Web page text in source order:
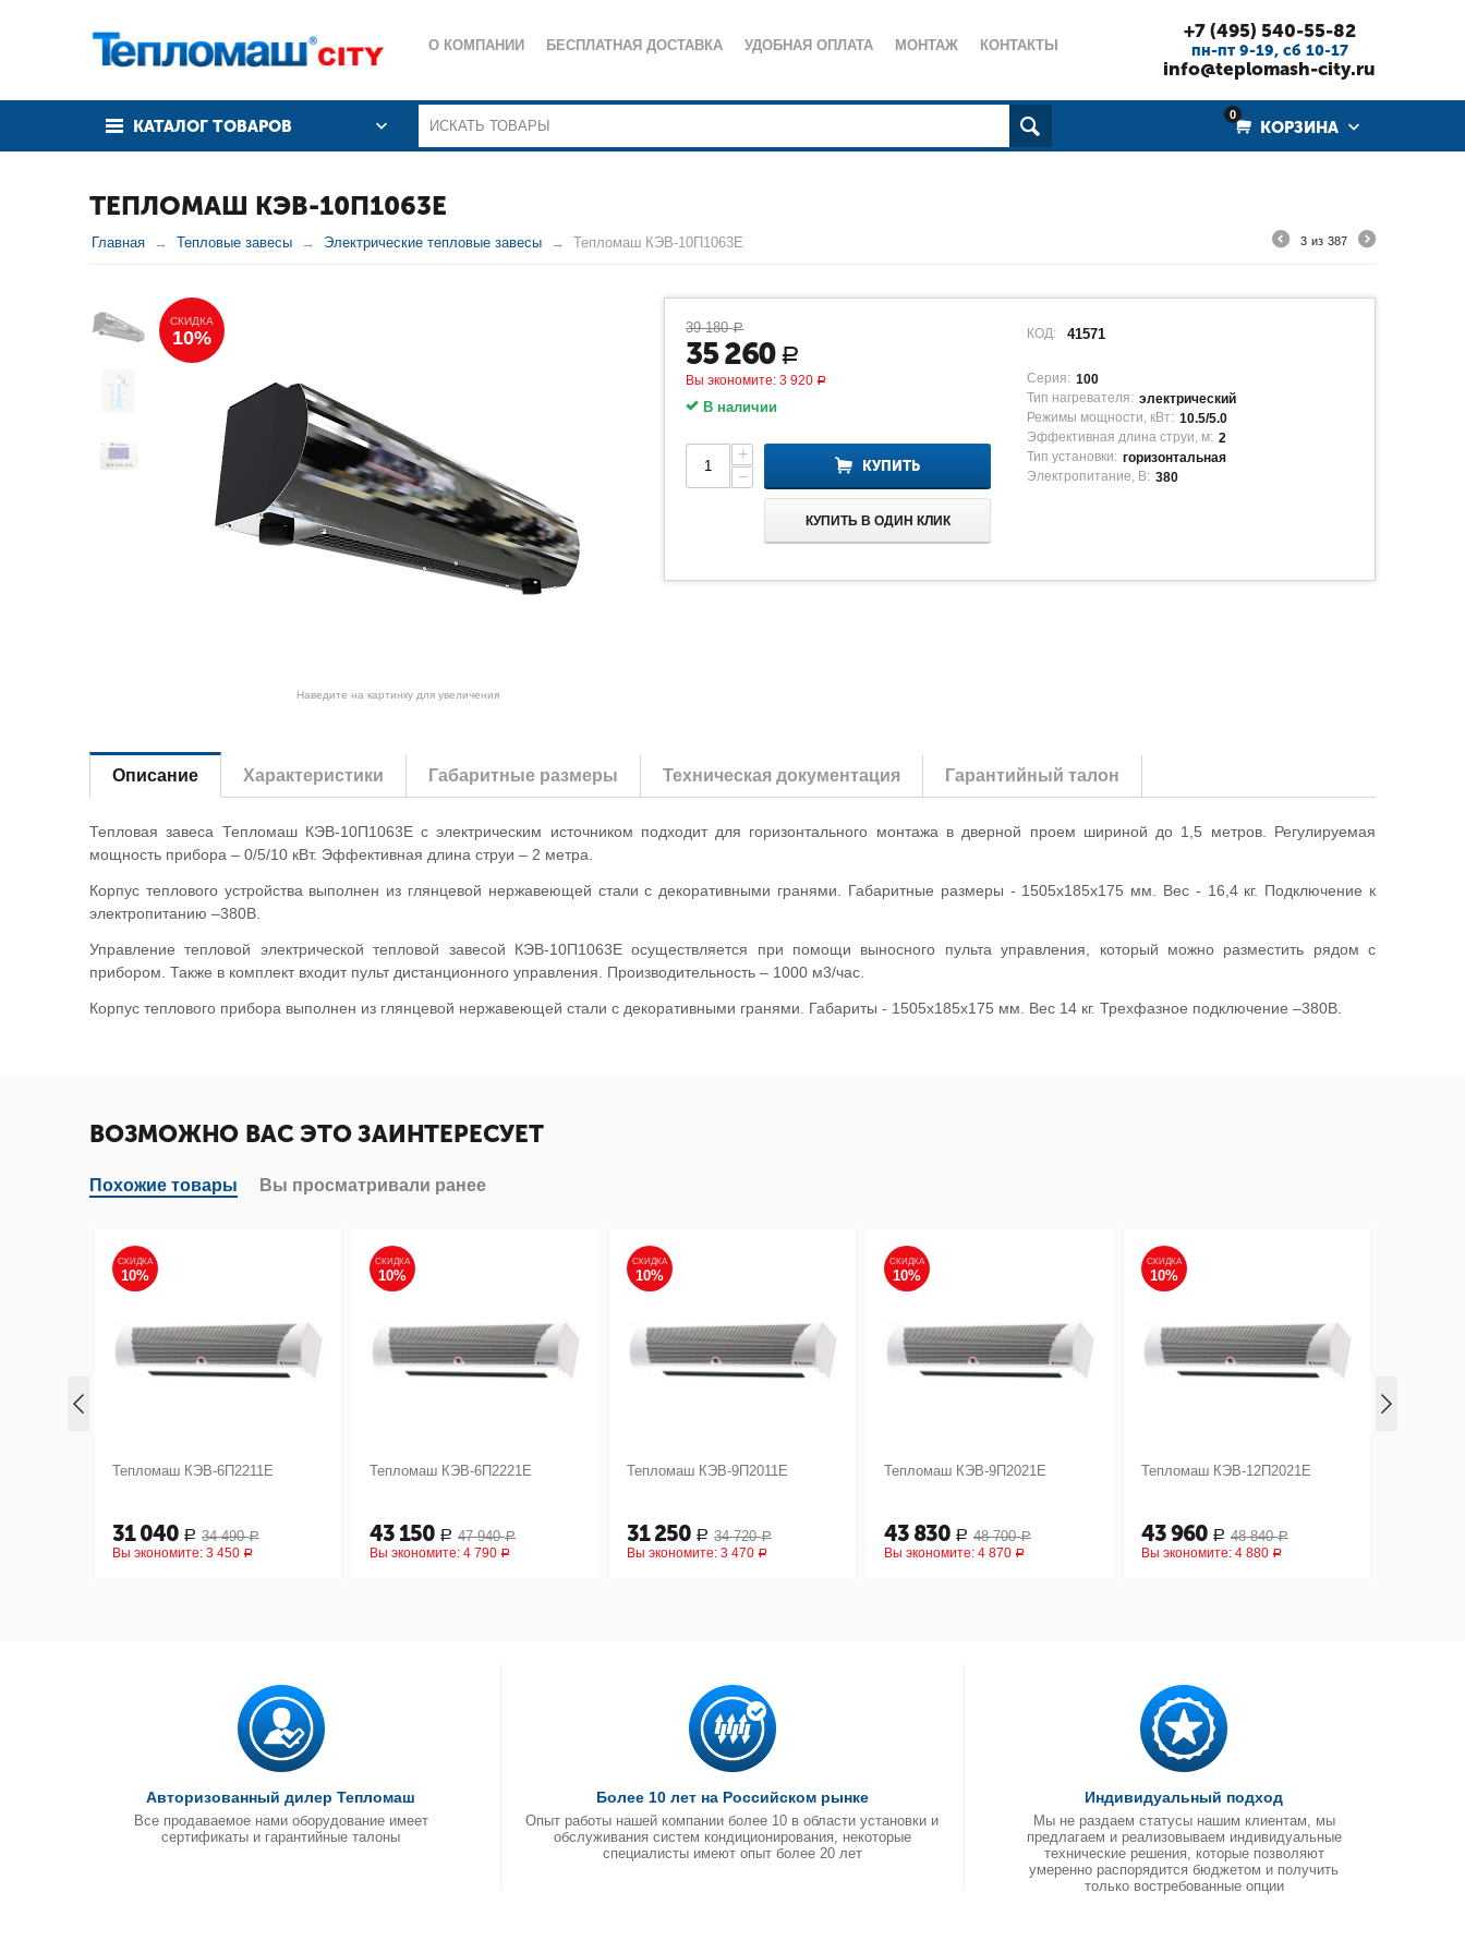
О КОМПАНИИ БЕСПЛАТНАЯ ДОСТАВКА УДОБНАЯ ОПЛАТА МОНТАЖ КОНТАКТЫ
+7 (495) 540-55-82
пн-пт 9-19, cб 10-17
info@teplomash-city.ru
КАТАЛОГ ТОВАРОВ
0
КОРЗИНА
ТЕПЛОМАШ КЭВ-10П1063Е
Главная Тепловые завесы Электрические тепловые завесы Тепломаш КЭВ-10П1063Е 3 из 387
СКИДКА
10%
Наведите на картинку для увеличения
39 180 Р
35 260 Р
Вы экономите:3 920 Р
В наличии
+
−
КУПИТЬ
КУПИТЬ В ОДИН КЛИК
КОД: 41571
Серия: 100
Тип нагревателя: электрический
Режимы мощности, кВт: 10.5/5.0
Эффективная длина струи, м: 2
Тип установки: горизонтальная
Электропитание, В: 380
Описание Характеристики Габаритные размеры Техническая документация Гарантийный талон
Тепловая завеса Тепломаш КЭВ-10П1063E с электрическим источником подходит для горизонтального монтажа в дверной проем шириной до 1,5 метров. Регулируемая
мощность прибора – 0/5/10 кВт. Эффективная длина струи – 2 метра.
Корпус теплового устройства выполнен из глянцевой нержавеющей стали с декоративными гранями. Габаритные размеры - 1505х185х175 мм. Вес - 16,4 кг. Подключение к
электропитанию –380В.
Управление тепловой электрической тепловой завесой КЭВ-10П1063E осуществляется при помощи выносного пульта управления, который можно разместить рядом с
прибором. Также в комплект входит пульт дистанционного управления. Производительность – 1000 м3/час.
Корпус теплового прибора выполнен из глянцевой нержавеющей стали с декоративными гранями. Габариты - 1505х185х175 мм. Вес 14 кг. Трехфазное подключение –380В.
ВОЗМОЖНО ВАС ЭТО ЗАИНТЕРЕСУЕТ
Похожие товары Вы просматривали ранее
СКИДКА
10%
Тепломаш КЭВ-6П2211Е
31 040 Р 34 490 Р
Вы экономите: 3 450 Р
СКИДКА
10%
Тепломаш КЭВ-6П2221Е
43 150 Р 47 940 Р
Вы экономите: 4 790 Р
СКИДКА
10%
Тепломаш КЭВ-9П2011Е
31 250 Р 34 720 Р
Вы экономите: 3 470 Р
СКИДКА
10%
Тепломаш КЭВ-9П2021Е
43 830 Р 48 700 Р
Вы экономите: 4 870 Р
СКИДКА
10%
Тепломаш КЭВ-12П2021Е
43 960 Р 48 840 Р
Вы экономите: 4 880 Р
Авторизованный дилер Тепломаш
Все продаваемое нами оборудование имеет
сертификаты и гарантийные талоны
Более 10 лет на Российском рынке
Опыт работы нашей компании более 10 в области установки и
обслуживания систем кондиционирования, некоторые
специалисты имеют опыт более 20 лет
Индивидуальный подход
Мы не раздаем статусы нашим клиентам, мы
предлагаем и реализовываем индивидуальные
технические решения, которые позволяют
умеренно распорядится бюджетом и получить
только востребованные опции